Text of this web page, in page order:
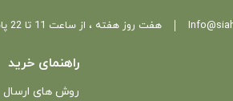
هفت روز هفته ، از ساعت 11 تا 22 پاسخگوی شما هستیم.
راهنمای خرید
روش های ارسال